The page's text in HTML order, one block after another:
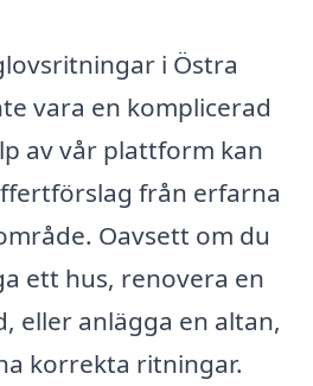
i Östra
vara en komplicerad
av vår plattform kan
från erfarna
Oavsett om du
ett hus, renovera en
eller anlägga en altan,
korrekta ritningar.